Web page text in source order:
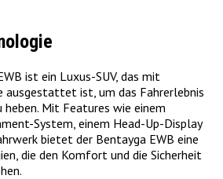
ist ein Luxus-SUV, das mit
ausgestattet ist, um das Fahrerlebnis
heben. Mit Features wie einem
System, einem Head-Up-Display
bietet der Bentayga EWB eine
die den Komfort und die Sicherheit